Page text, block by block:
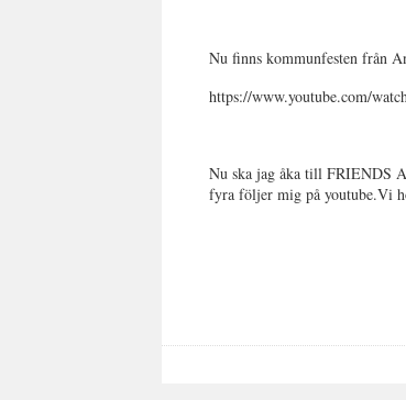
Nu finns kommunfesten från
https://www.youtube.com/
Nu ska jag åka till FRIENDS
fyra följer mig på youtube.Vi